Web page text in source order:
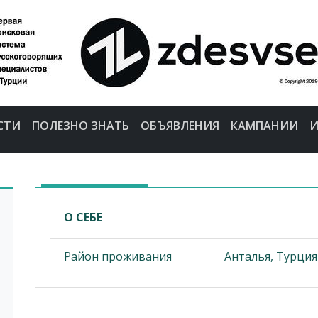
ПОЛЕЗНО ЗНАТЬ ОБЪЯВЛЕНИЯ КАМПАНИИ
О СЕБЕ
Район проживания Анталья, Турция